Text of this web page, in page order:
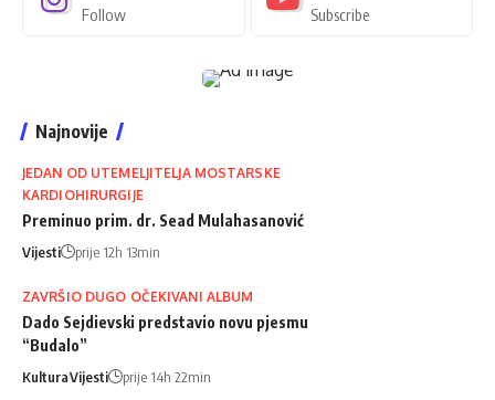
Follow Subscribe
Najnovije
JEDAN OD UTEMELJITELJA MOSTARSKE
KARDIOHIRURGIJE
Preminuo prim. dr. Sead Mulahasanović
Vijesti prije 12h 13min
ZAVRŠIO DUGO OČEKIVANI ALBUM
Dado Sejdievski predstavio novu pjesmu
“Budalo”
KulturaVijesti prije 14h 22min